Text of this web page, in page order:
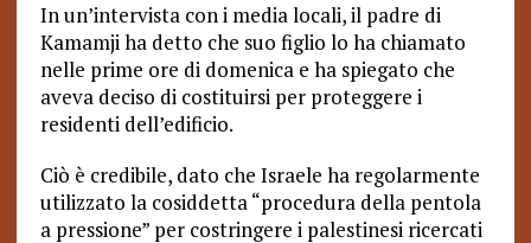
In un’intervista con i media locali, il padre di
Kamamji ha detto che suo figlio lo ha chiamato
nelle prime ore di domenica e ha spiegato che
aveva deciso di costituirsi per proteggere i
residenti dell’edificio.
Ciò è credibile, dato che Israele ha regolarmente
utilizzato la cosiddetta “procedura della pentola
a pressione” per costringere i palestinesi ricercati